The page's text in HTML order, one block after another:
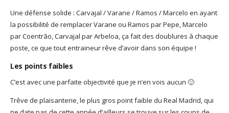
Une défense solide : Carvajal / Varane / Ramos / Marcelo en ayant
la possibilité de remplacer Varane ou Ramos par Pepe, Marcelo
par Coentrão, Carvajal par Arbeloa, ça fait des doublures à chaque
poste, ce que tout entraineur rêve d’avoir dans son équipe !
Les points faibles
C’est avec une parfaite objectivité que je n’en vois aucun 🙂
Trêve de plaisanterie, le plus gros point faible du Real Madrid, qui